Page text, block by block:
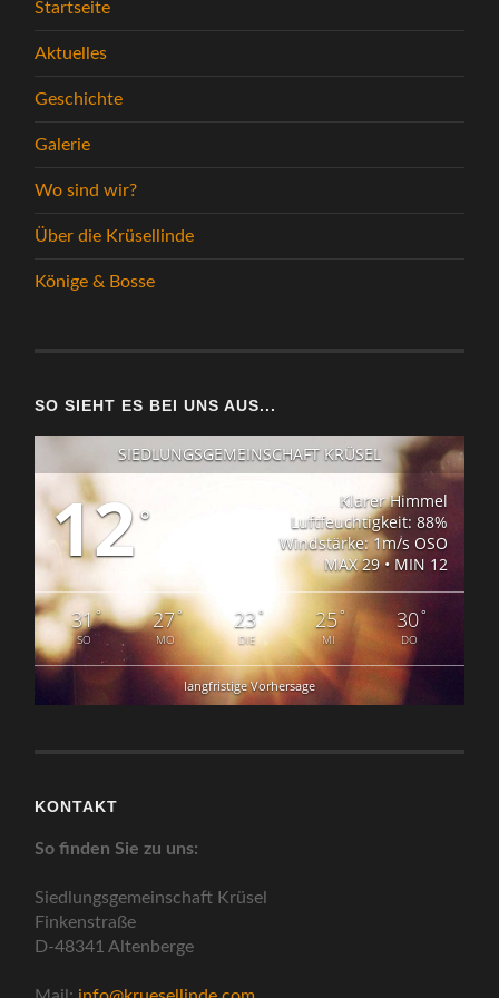
Startseite
Aktuelles
Geschichte
Galerie
Wo sind wir?
Über die Krüsellinde
Könige & Bosse
SO SIEHT ES BEI UNS AUS...
SIEDLUNGSGEMEINSCHAFT KRÜSEL
12°
Klarer Himmel
Luftfeuchtigkeit: 88%
Windstärke: 1m/s OSO
MAX 29 • MIN 12
31°
SO
27°
MO
23°
DIE
25°
MI
30°
DO
langfristige Vorhersage
KONTAKT
So finden Sie zu uns:
Siedlungsgemeinschaft Krüsel
Finkenstraße
D-48341 Altenberge